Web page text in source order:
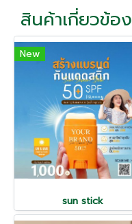
สินค้าเกี่ยวข้อง
New
sun stick